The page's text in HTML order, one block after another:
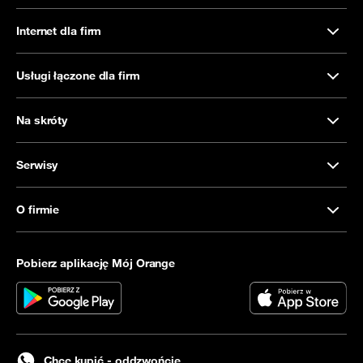
Internet dla firm
Usługi łączone dla firm
Na skróty
Serwisy
O firmie
Pobierz aplikację Mój Orange